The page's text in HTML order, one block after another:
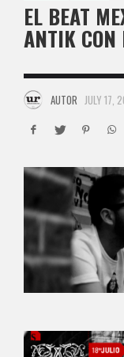
EL BEAT
ANTIK CON
AUTOR JULY 17,